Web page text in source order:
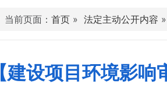
当前页面： 首页 » 法定主动公开内容 »
【建设项目环境影